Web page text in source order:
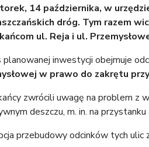
14 października, w
dróg. Tym razem
ul. Reja i ul.
planowanej inwestycji obejmuje
w prawo do zakrętu
zwrócili uwagę na problem z
deszczu, m. in. na
przebudowy odcinków tych ulic